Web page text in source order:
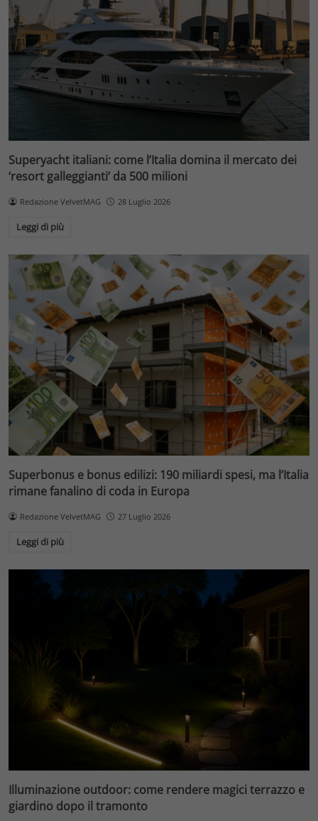
Superyacht italiani: come l’Italia domina il mercato dei
‘resort galleggianti’ da 500 milioni
Redazione VelvetMAG 28 Luglio 2026
Leggi di più
Superbonus e bonus edilizi: 190 miliardi spesi, ma l’Italia
rimane fanalino di coda in Europa
Redazione VelvetMAG 27 Luglio 2026
Leggi di più
Illuminazione outdoor: come rendere magici terrazzo e
giardino dopo il tramonto